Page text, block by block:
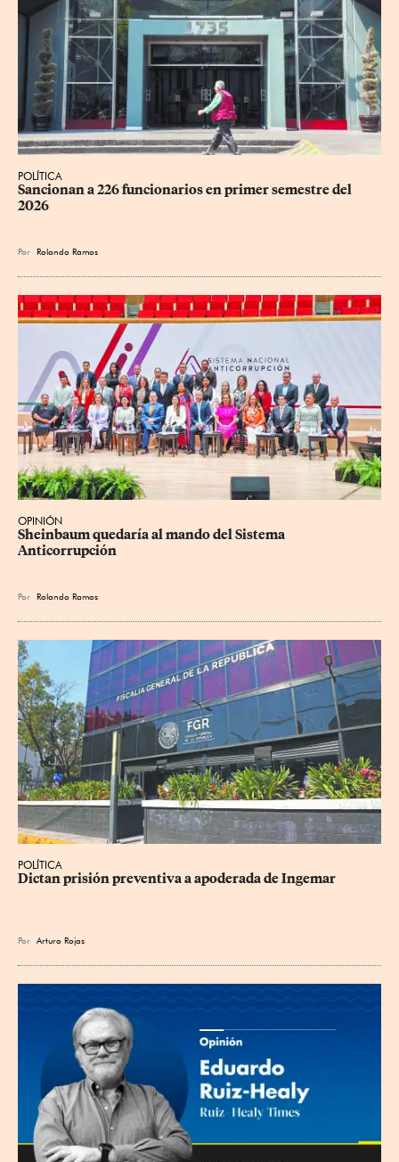
POLÍTICA
Sancionan a 226 funcionarios en primer semestre del
2026
Por Rolando Ramos
OPINIÓN
Sheinbaum quedaría al mando del Sistema
Anticorrupción
Por Rolando Ramos
POLÍTICA
Dictan prisión preventiva a apoderada de Ingemar
Por Arturo Rojas